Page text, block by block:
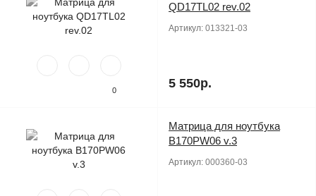
0
QD17TL02 rev.02
Артикул: 013321-03
5 550р.
Матрица для ноутбука
B170PW06 v.3
Артикул: 000360-03